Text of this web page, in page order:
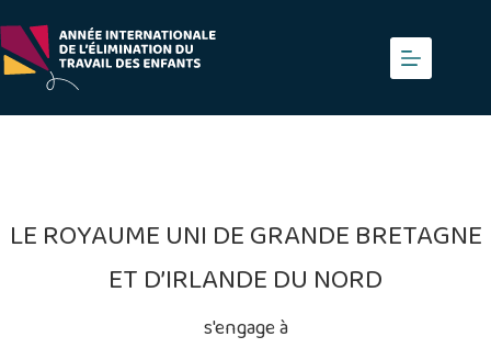
to
content
LE ROYAUME UNI DE GRANDE BRETAGNE
ET D’IRLANDE DU NORD
s'engage à